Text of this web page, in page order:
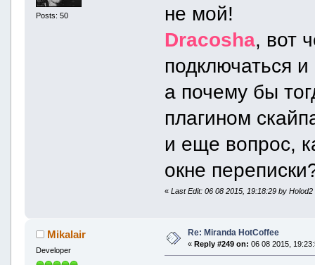
Posts: 50
не мой!
Dracosha, вот
подключаться
а почему бы
плагином
и еще вопрос,
окне
«Last Edit: 06 08 2015, 19:18:29 by Holod2
Mikalair
Developer
Re: Miranda HotCoffee
« Reply #249 on: 06 08 2015,